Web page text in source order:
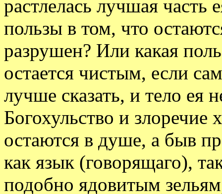
растлелась лучшая
пользы в том, что
разрушен? Или какая
остается чистым, если
лучше сказать, и тело ея
Богохульство и
остаются в душе, а быв
как язык (говорящаго),
подобно ядовитым